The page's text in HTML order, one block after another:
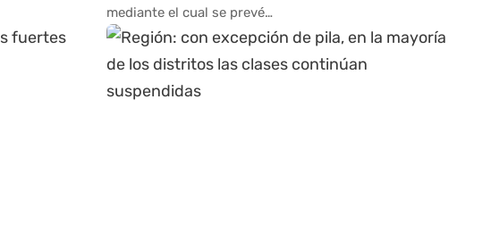
mediante el cual se prevé…